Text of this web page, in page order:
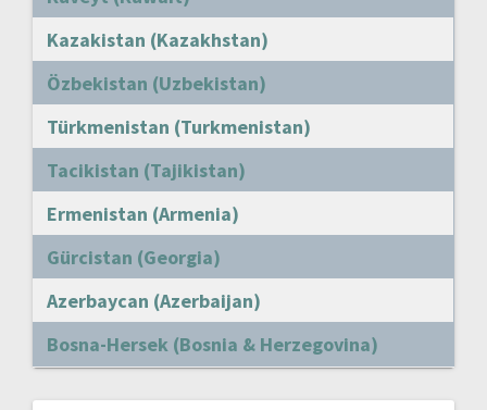
Kazakistan (Kazakhstan)
Özbekistan (Uzbekistan)
Türkmenistan (Turkmenistan)
Tacikistan (Tajikistan)
Ermenistan (Armenia)
Gürcistan (Georgia)
Azerbaycan (Azerbaijan)
Bosna-Hersek (Bosnia & Herzegovina)